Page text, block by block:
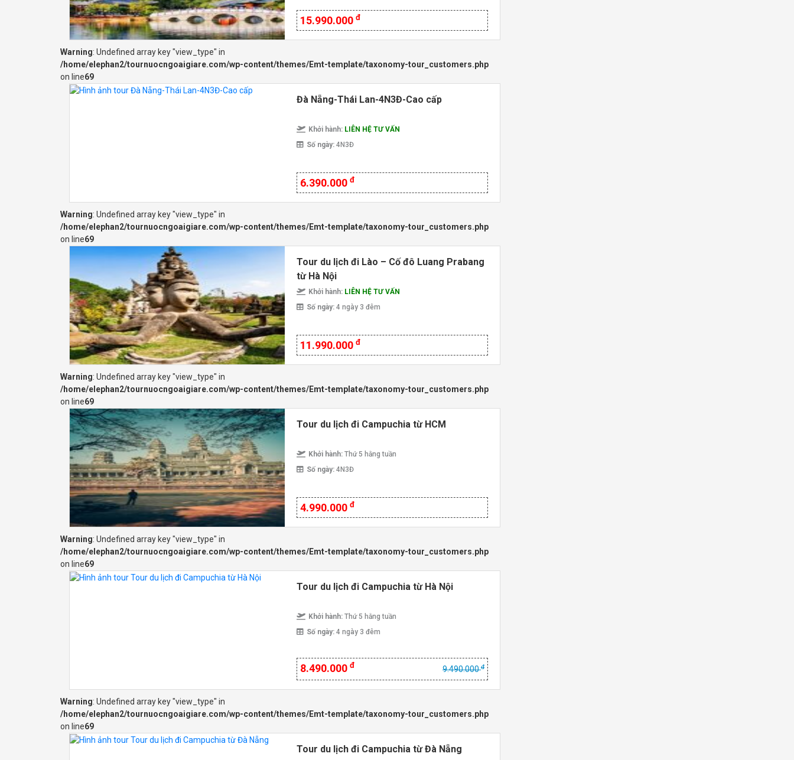
15.990.000 đ
Warning: Undefined array key "view_type" in
/home/elephan2/tournuocngoaigiare.com/wp-content/themes/Emt-template/taxonomy-tour_customers.php
on line69
Đà Nẵng-Thái Lan-4N3Đ-Cao cấp
Khởi hành: LIÊN HỆ TƯ VẤN
Số ngày: 4N3Đ
6.390.000 đ
Warning: Undefined array key "view_type" in
/home/elephan2/tournuocngoaigiare.com/wp-content/themes/Emt-template/taxonomy-tour_customers.php
on line69
Tour du lịch đi Lào – Cố đô Luang Prabang
từ Hà Nội
Khởi hành: LIÊN HỆ TƯ VẤN
Số ngày: 4 ngày 3 đêm
11.990.000 đ
Warning: Undefined array key "view_type" in
/home/elephan2/tournuocngoaigiare.com/wp-content/themes/Emt-template/taxonomy-tour_customers.php
on line69
Tour du lịch đi Campuchia từ HCM
Khởi hành: Thứ 5 hằng tuần
Số ngày: 4N3Đ
4.990.000 đ
Warning: Undefined array key "view_type" in
/home/elephan2/tournuocngoaigiare.com/wp-content/themes/Emt-template/taxonomy-tour_customers.php
on line69
Tour du lịch đi Campuchia từ Hà Nội
Khởi hành: Thứ 5 hằng tuần
Số ngày: 4 ngày 3 đêm
8.490.000 đ 9.490.000đ
Warning: Undefined array key "view_type" in
/home/elephan2/tournuocngoaigiare.com/wp-content/themes/Emt-template/taxonomy-tour_customers.php
on line69
Tour du lịch đi Campuchia từ Đà Nẵng